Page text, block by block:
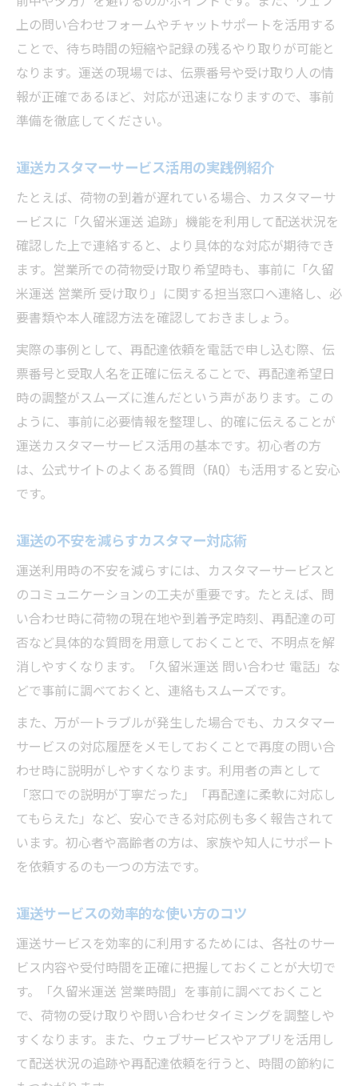
カスタマーサービス連絡手順の極意
運送カスタマーサービスへの正しい連絡手
順
運送の問い合わせ前に準備すべき情報一覧
運送の連絡時に伝えるべきポイントまとめ
運送トラブル時の連絡フロー徹底解説
運送問い合わせ時の注意点と落とし穴
運送に問い合わせる際の注意事項まとめ
運送の連絡時に陥りやすい落とし穴とは
運送カスタマー利用時の誤解を防ぐ方法
運送の問い合わせで確認すべき情報項目
運送トラブルを未然に防ぐ注意点一覧
公式情報で運送の疑問をすばやく解決
運送の公式情報で正確な回答を得る方法
運送カスタマーサービスの最新情報活用術
運送の疑問を公式サイトで早く解決するコ
ツ
上の問い合わせフォームやチャットサポートを活用する
ことで、待ち時間の短縮や記録の残るやり取りが可能と
なります。運送の現場では、伝票番号や受け取り人の情
報が正確であるほど、対応が迅速になりますので、事前
準備を徹底してください。
運送カスタマーサービス活用の実践例紹介
たとえば、荷物の到着が遅れている場合、カスタマーサ
ービスに「久留米運送 追跡」機能を利用して配送状況を
確認した上で連絡すると、より具体的な対応が期待でき
ます。営業所での荷物受け取り希望時も、事前に「久留
米運送 営業所 受け取り」に関する担当窓口へ連絡し、必
要書類や本人確認方法を確認しておきましょう。
実際の事例として、再配達依頼を電話で申し込む際、伝
票番号と受取人名を正確に伝えることで、再配達希望日
時の調整がスムーズに進んだという声があります。この
ように、事前に必要情報を整理し、的確に伝えることが
運送カスタマーサービス活用の基本です。初心者の方
は、公式サイトのよくある質問（FAQ）も活用すると安心
です。
運送の不安を減らすカスタマー対応術
運送利用時の不安を減らすには、カスタマーサービスと
のコミュニケーションの工夫が重要です。たとえば、問
い合わせ時に荷物の現在地や到着予定時刻、再配達の可
否など具体的な質問を用意しておくことで、不明点を解
消しやすくなります。「久留米運送 問い合わせ 電話」な
どで事前に調べておくと、連絡もスムーズです。
また、万が一トラブルが発生した場合でも、カスタマー
サービスの対応履歴をメモしておくことで再度の問い合
わせ時に説明がしやすくなります。利用者の声として
「窓口での説明が丁寧だった」「再配達に柔軟に対応し
てもらえた」など、安心できる対応例も多く報告されて
います。初心者や高齢者の方は、家族や知人にサポート
を依頼するのも一つの方法です。
運送サービスの効率的な使い方のコツ
運送サービスを効率的に利用するためには、各社のサー
ビス内容や受付時間を正確に把握しておくことが大切で
す。「久留米運送 営業時間」を事前に調べておくこと
で、荷物の受け取りや問い合わせタイミングを調整しや
すくなります。また、ウェブサービスやアプリを活用し
て配送状況の追跡や再配達依頼を行うと、時間の節約に